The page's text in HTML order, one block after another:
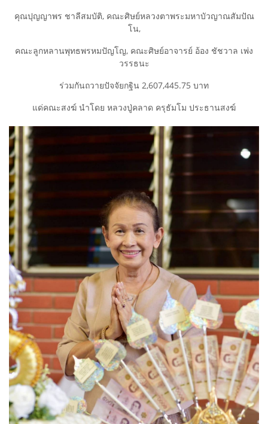
คุณปุญญาพร ชาลีสมบัติ, คณะศิษย์หลวงตาพระมหาบัวญาณสัมปัณ
โน,
คณะลูกหลานพุทธพรหมปัญโญ, คณะศิษย์อาจารย์ อ้อง ชัชวาล เพ่ง
วรรธนะ
ร่วมกันถวายปัจจัยกฐิน 2,607,445.75 บาท
แด่คณะสงฆ์ นำโดย หลวงปู่คลาด ครุธัมโม ประธานสงฆ์